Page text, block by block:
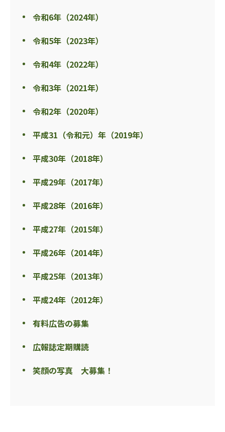
令和6年（2024年）
令和5年（2023年）
令和4年（2022年）
令和3年（2021年）
令和2年（2020年）
平成31（令和元）年（2019年）
平成30年（2018年）
平成29年（2017年）
平成28年（2016年）
平成27年（2015年）
平成26年（2014年）
平成25年（2013年）
平成24年（2012年）
有料広告の募集
広報誌定期購読
笑顔の写真 大募集！